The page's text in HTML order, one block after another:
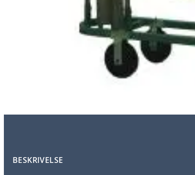
BESKRIVELSE